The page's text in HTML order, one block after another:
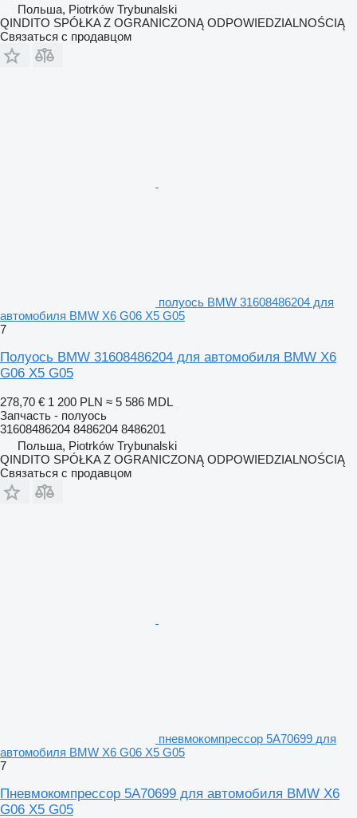
Польша, Piotrków Trybunalski
QINDITO SPÓŁKA Z OGRANICZONĄ ODPOWIEDZIALNOŚCIĄ
Связаться с продавцом
полуось BMW 31608486204 для
автомобиля BMW X6 G06 X5 G05
7
Полуось BMW 31608486204 для автомобиля BMW X6
G06 X5 G05
278,70 € 1 200 PLN ≈ 5 586 MDL
Запчасть - полуось
31608486204 8486204 8486201
Польша, Piotrków Trybunalski
QINDITO SPÓŁKA Z OGRANICZONĄ ODPOWIEDZIALNOŚCIĄ
Связаться с продавцом
пневмокомпрессор 5A70699 для
автомобиля BMW X6 G06 X5 G05
7
Пневмокомпрессор 5A70699 для автомобиля BMW X6
G06 X5 G05